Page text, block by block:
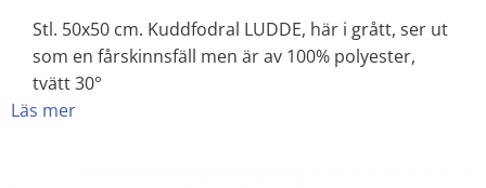
Stl. 50x50 cm. Kuddfodral LUDDE, här i grått, ser ut
som en fårskinnsfäll men är av 100% polyester,
tvätt 30°
Läs mer